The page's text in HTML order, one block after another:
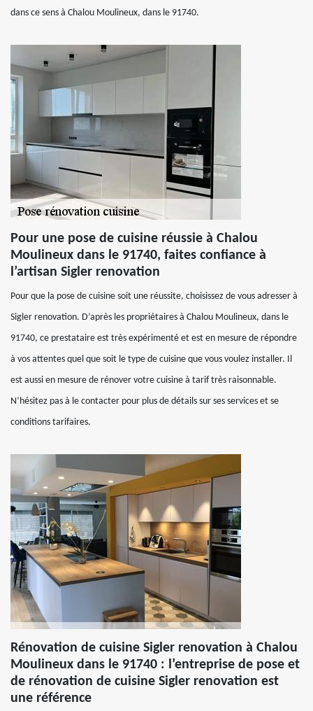
dans ce sens à Chalou Moulineux, dans le 91740.
Pour une pose de cuisine réussie à Chalou
Moulineux dans le 91740, faites confiance à
l’artisan Sigler renovation
Pour que la pose de cuisine soit une réussite, choisissez de vous adresser à
Sigler renovation. D’après les propriétaires à Chalou Moulineux, dans le
91740, ce prestataire est très expérimenté et est en mesure de répondre
à vos attentes quel que soit le type de cuisine que vous voulez installer. Il
est aussi en mesure de rénover votre cuisine à tarif très raisonnable.
N’hésitez pas à le contacter pour plus de détails sur ses services et se
conditions tarifaires.
Rénovation de cuisine Sigler renovation à Chalou
Moulineux dans le 91740 : l’entreprise de pose et
de rénovation de cuisine Sigler renovation est
une référence